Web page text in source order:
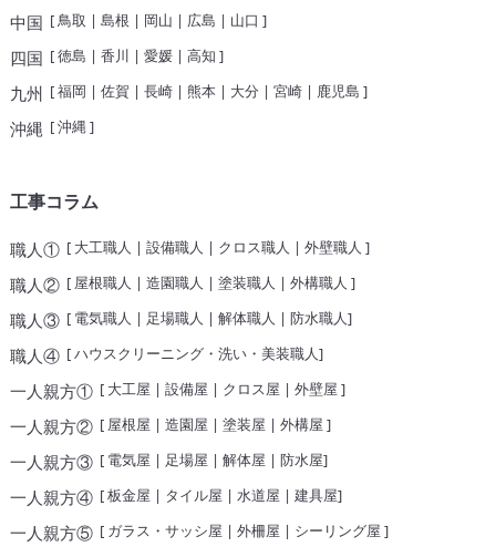
中国 [鳥取 | 島根 | 岡山 | 広島 | 山口 ]
四国 [徳島 | 香川 | 愛媛| 高知 ]
九州 [福岡 | 佐賀 | 長崎| 熊本| 大分 | 宮崎| 鹿児島 ]
沖縄 [沖縄]
工事コラム
職人①[ 大工職人 | 設備職人 | クロス職人 | 外壁職人 ]
職人②[ 屋根職人 | 造園職人 | 塗装職人 | 外構職人 ]
職人③[ 電気職人 | 足場職人 | 解体職人 | 防水職人]
職人④[ハウスクリーニング・洗い・美装職人]
一人親方①[ 大工屋 | 設備屋 | クロス屋 | 外壁屋 ]
一人親方②[ 屋根屋 | 造園屋 | 塗装屋 | 外構屋 ]
一人親方③[ 電気屋 | 足場屋 | 解体屋 | 防水屋]
一人親方④[板金屋 | タイル屋 | 水道屋 | 建具屋]
一人親方⑤[ ガラス・サッシ屋 | 外柵屋 | シーリング屋 ]